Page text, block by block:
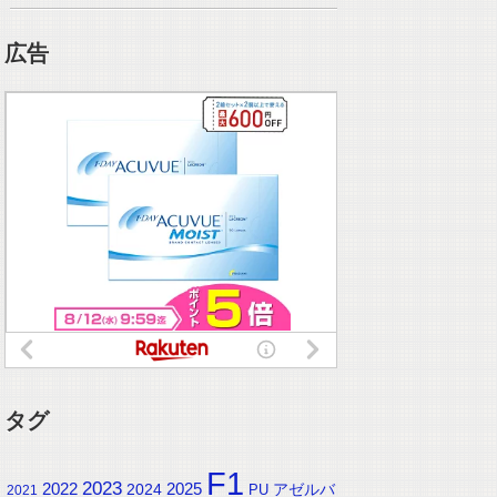
広告
タグ
2021 2022 2023 2024 2025 F1 PU アゼルバ